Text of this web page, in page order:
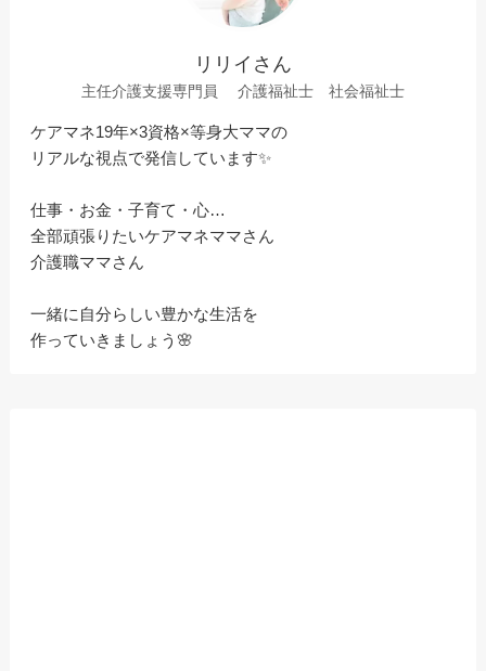
リリイさん
主任介護支援専門員 介護福祉士 社会福祉士
ケアマネ19年×3資格×等身大ママの
リアルな視点で発信しています✨
仕事・お金・子育て・心…
全部頑張りたいケアマネママさん
介護職ママさん
一緒に自分らしい豊かな生活を
作っていきましょう🌸